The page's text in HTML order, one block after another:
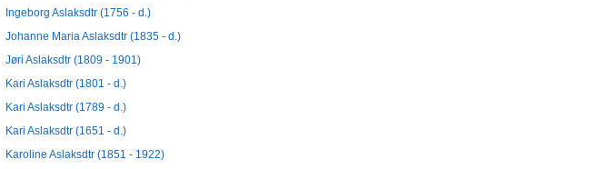
Ingeborg Aslaksdtr (1756 - d.)
Johanne Maria Aslaksdtr (1835 - d.)
Jøri Aslaksdtr (1809 - 1901)
Kari Aslaksdtr (1801 - d.)
Kari Aslaksdtr (1789 - d.)
Kari Aslaksdtr (1651 - d.)
Karoline Aslaksdtr (1851 - 1922)